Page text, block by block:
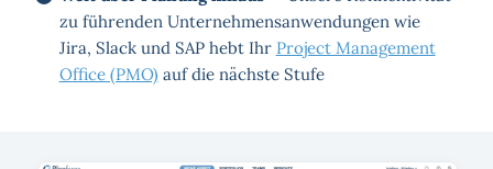
zu führenden Unternehmens­anwendungen wie
Jira, Slack und SAP hebt Ihr Project Management
Office (PMO) auf die nächste Stufe